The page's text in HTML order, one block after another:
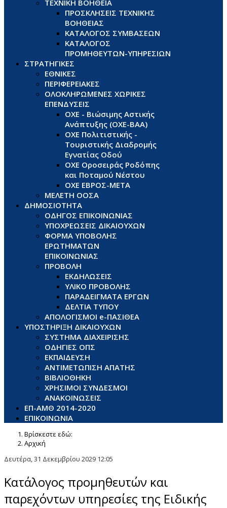
ΤΕΧΝΙΚΗ ΒΟΗΘΕΙΑ
ΠΡΟΣΚΛΗΣΕΙΣ ΤΕΧΝΙΚΗΣ
ΒΟΗΘΕΙΑΣ
ΚΑΤΑΛΟΓΟΣ ΣΥΜΒΑΣΕΩΝ
ΚΑΤΑΛΟΓΟΣ
ΠΡΟΜΗΘΕΥΤΩΝ-ΥΠΗΡΕΣΙΩΝ
ΣΤΡΑΤΗΓΙΚΕΣ
ΕΘΝΙΚΕΣ
ΠΕΡΙΦΕΡΕΙΑΚΕΣ
ΟΛΟΚΛΗΡΩΜΕΝΕΣ ΧΩΡΙΚΕΣ
ΕΠΕΝΔΥΣΕΙΣ
ΟΧΕ - Βιώσιμης Αστικής
Ανάπτυξης (ΟΧΕ-ΒΑΑ)
ΟΧΕ Πολιτιστικής -
Τουριστικής Διαδρομής
Εγνατίας Οδού
ΟΧΕ Οροσειράς Ροδόπης
και Ποταμού Νέστου
ΟΧΕ ΕΒΡΟΣ-ΜΕΤΑ
ΜΕΛΕΤΗ ΟΟΣΑ
ΔΗΜΟΣΙΟΤΗΤΑ
ΟΔΗΓΟΣ ΕΠΙΚΟΙΝΩΝΙΑΣ
ΥΠΟΧΡΕΩΣΕΙΣ ΔΙΚΑΙΟΥΧΩΝ
ΦΟΡΜΑ ΥΠΟΒΟΛΗΣ
ΕΡΩΤΗΜΑΤΩΝ
ΕΠΙΚΟΙΝΩΝΙΑΣ
ΠΡΟΒΟΛΗ
ΕΚΔΗΛΩΣΕΙΣ
ΥΛΙΚΟ ΠΡΟΒΟΛΗΣ
ΠΑΡΑΔΕΙΓΜΑΤΑ ΕΡΓΩΝ
ΔΕΛΤΙΑ ΤΥΠΟΥ
ΑΠΟΛΟΓΙΣΜΟΙ e-ΠΑΣΙΘΕΑ
ΥΠΟΣΤΗΡΙΞΗ ΔΙΚΑΙΟΥΧΩΝ
ΣΥΣΤΗΜΑ ΔΙΑΧΕΙΡΙΣΗΣ
ΟΔΗΓΙΕΣ ΟΠΣ
ΕΚΠΑΙΔΕΥΣΗ
ΑΝΤΙΜΕΤΩΠΙΣΗ ΑΠΑΤΗΣ
ΒΙΒΛΙΟΘΗΚΗ
ΧΡΗΣΙΜΟΙ ΣΥΝΔΕΣΜΟΙ
ΑΝΑΚΟΙΝΩΣΕΙΣ
ΕΠ-ΑΜΘ 2014-2020
ΕΠΙΚΟΙΝΩΝΙΑ
Βρίσκεστε εδώ:
Αρχική
Δευτέρα, 31 Δεκεμβρίου 2029 12:05
Κατάλογος προμηθευτών και
παρεχόντων υπηρεσίες της Ειδικής